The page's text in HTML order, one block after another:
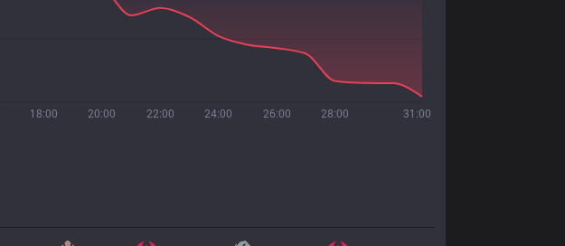
18:00 20:00 22:00 24:00 26:00 28:00 31:00